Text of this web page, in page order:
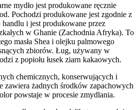
mydło jest produkowane ręcznie
Pochodzi produkowane jest zgodnie z
i jest produkowane przez
w Ghanie (Zachodnia Afryka). To
masła Shea i olejku palmowego
zbiorów. Ług, używany w
z popiołu łusek ziarn kakaowych.
chemicznych, konserwujących i
zawiera żadnych środków zapachowych
powstaje w procesie zmydlania.